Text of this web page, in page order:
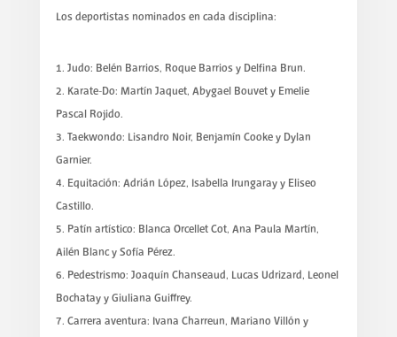
Los deportistas nominados en cada disciplina:
Judo: Belén Barrios, Roque Barrios y Delfina Brun.
Karate-Do: Martín Jaquet, Abygael Bouvet y Emelie
Pascal Rojido.
Taekwondo: Lisandro Noir, Benjamín Cooke y Dylan
Garnier.
Equitación: Adrián López, Isabella Irungaray y Eliseo
Castillo.
Patín artístico: Blanca Orcellet Cot, Ana Paula Martín,
Ailén Blanc y Sofía Pérez.
Pedestrismo: Joaquín Chanseaud, Lucas Udrizard, Leonel
Bochatay y Giuliana Guiffrey.
Carrera aventura: Ivana Charreun, Mariano Villón y